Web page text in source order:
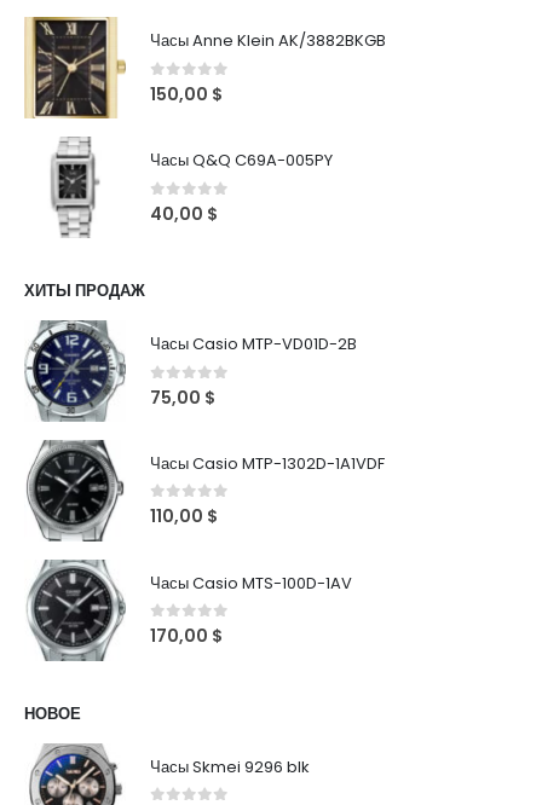
Часы Anne Klein AK/3882BKGB
0out of 5
150,00 $
Часы Q&Q C69A-005PY
0 out of 5
40,00 $
ХИТЫ ПРОДАЖ
Часы Casio MTP-VD01D-2B
0out of 5
75,00 $
Часы Casio MTP-1302D-1A1VDF
0out of 5
110,00 $
Часы Casio MTS-100D-1AV
0out of 5
170,00 $
НОВОЕ
Часы Skmei 9296 blk